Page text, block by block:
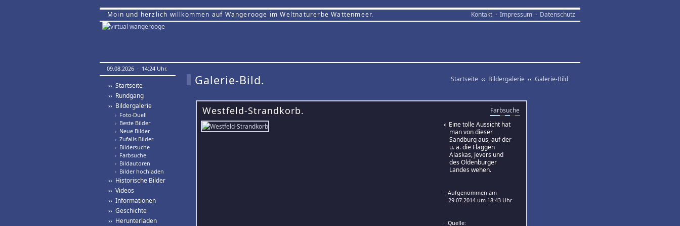
Moin und herzlich willkommen auf Wangerooge im Weltnaturerbe Wattenmeer. Kontakt · Impressum · Datenschutz
09.08.2026 · 14:24 Uhr.
›› Startseite
›› Rundgang
›› Bildergalerie
› Foto-Duell
› Beste Bilder
› Neue Bilder
› Zufalls-Bilder
› Bildersuche
› Farbsuche
› Bildautoren
› Bilder hochladen
›› Historische Bilder
›› Videos
›› Informationen
›› Geschichte
›› Herunterladen
Startseite ‹‹ Bildergalerie ‹‹ Galerie-Bild
Galerie-Bild.
Farbsuche
Westfeld-Strandkorb.
‹ Eine tolle Aussicht hat
man von dieser
Sandburg aus, auf der
u. a. die Flaggen
Alaskas, Jevers und
des Oldenburger
Landes wehen.
· Aufgenommen am
29.07.2014 um 18:43 Uhr
· Quelle: